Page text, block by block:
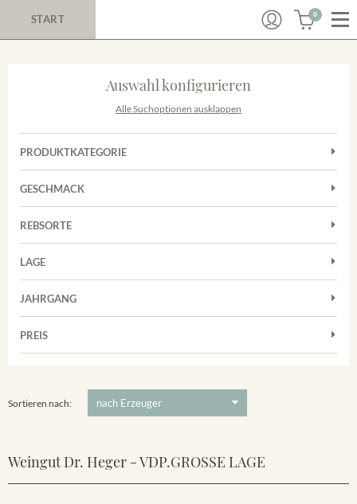
START 0
Auswahl konfigurieren
Alle Suchoptionen ausklappen
PRODUKTKATEGORIE
Cuvées
Rosé
Weißwein
GESCHMACK
Trocken
REBSORTE
Chardonnay
Grauburgunder
Riesling
LAGE
Achkarrer Schlossberg
Vorderer Winklerberg
Winklerberg Hinter Winklen
JAHRGANG
PREIS
Sortieren nach:
Weingut Dr. Heger - VDP.GROSSE LAGE